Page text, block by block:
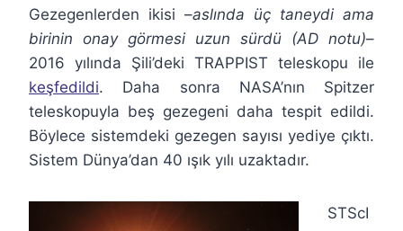
Gezegenlerden ikisi –aslında üç taneydi ama
birinin onay görmesi uzun sürdü (AD notu)–
2016 yılında Şili’deki TRAPPIST teleskopu ile
keşfedildi. Daha sonra NASA’nın Spitzer
teleskopuyla beş gezegeni daha tespit edildi.
Böylece sistemdeki gezegen sayısı yediye çıktı.
Sistem Dünya’dan 40 ışık yılı uzaktadır.
STScI